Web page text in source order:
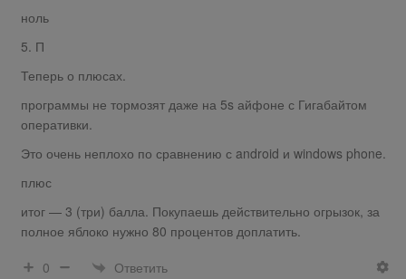
ноль
5. П
Теперь о плюсах.
программы не тормозят даже на 5s айфоне с Гигабайтом
оперативки.
Это очень неплохо по сравнению с android и windows phone.
плюс
итог — 3 (три) балла. Покупаешь действительно огрызок, за
полное яблоко нужно 80 процентов доплатить.
0
Ответить